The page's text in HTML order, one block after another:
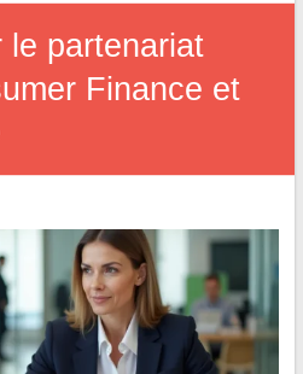
le partenariat
Finance et